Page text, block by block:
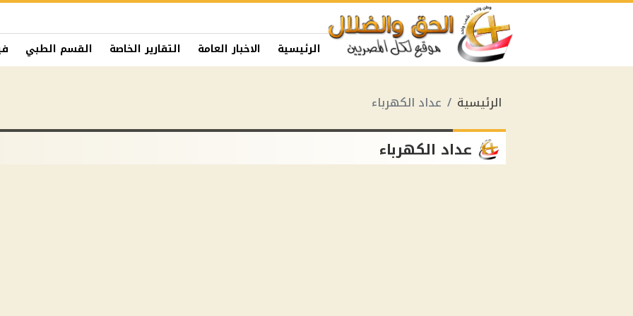
الرئيسية الاخبار العامة التقارير الخاصة القسم الطبي
الرئيسية عداد الكهرباء
عداد الكهرباء